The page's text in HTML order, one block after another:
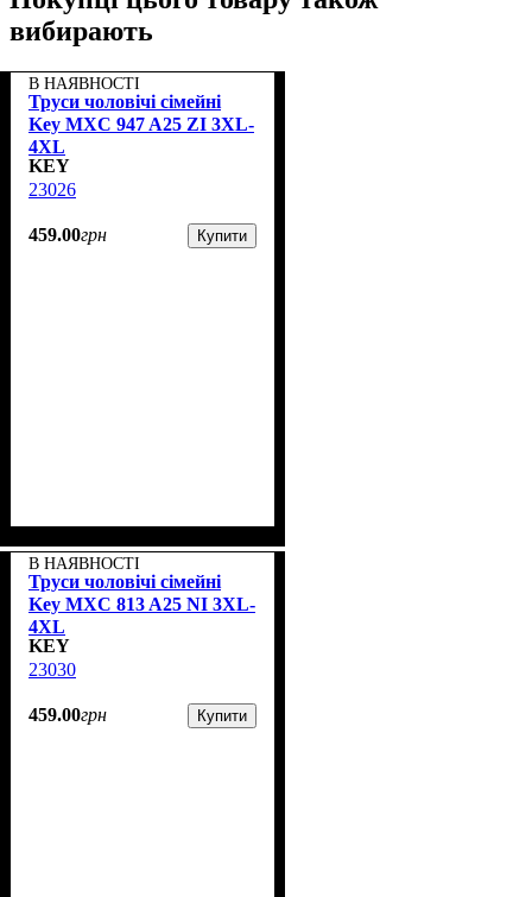
вибирають
В НАЯВНОСТІ
Труси чоловічі сімейні
Key MXC 947 A25 ZI 3XL-
4XL
KEY
23026
459.00грн Купити
В НАЯВНОСТІ
Труси чоловічі сімейні
Key MXC 813 A25 NI 3XL-
4XL
KEY
23030
459.00грн Купити